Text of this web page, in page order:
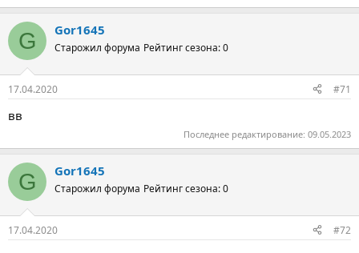
G Gor1645
Старожил форума Рейтинг сезона: 0
17.04.2020 #71
вв
Последнее редактирование: 09.05.2023
G Gor1645
Старожил форума Рейтинг сезона: 0
17.04.2020 #72